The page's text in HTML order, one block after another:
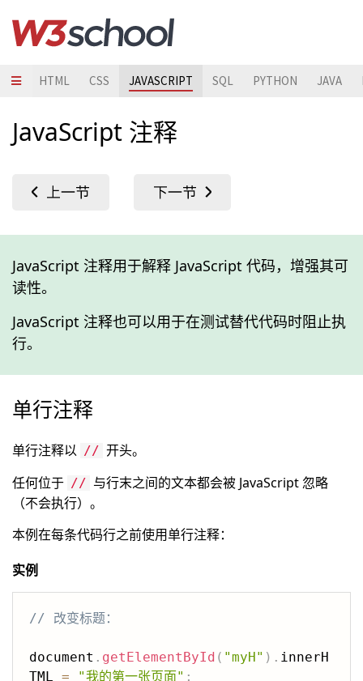
HTML CSS JAVASCRIPT SQL PYTHON JAVA
JavaScript 注释
JavaScript 注释用于解释 JavaScript 代码，增强其可
读性。
JavaScript 注释也可以用于在测试替代代码时阻止执
行。
单行注释
单行注释以 // 开头。
任何位于 // 与行末之间的文本都会被 JavaScript 忽略
（不会执行）。
本例在每条代码行之前使用单行注释：
实例
// 改变标题：
document . getElementById ( "myH" ) . innerH
TML = "我的第一张页面" ;